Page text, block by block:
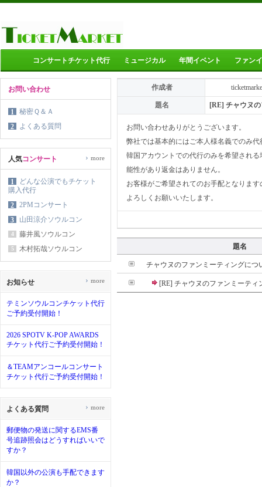
コンサートチケット代行 ミュージカル 年間イベント ファン
お問い合わせ
1
秘密Ｑ＆Ａ
2
よくある質問
人気コンサート
1
どんな公演でもチケット
購入代行
2
2PMコンサート
3
山田涼介ソウルコン
4 藤井風ソウルコン
5 木村拓哉ソウルコン
› more
お知らせ
テミンソウルコンチケット代行
ご予約受付開始！
2026 SPOTV K-POP AWARDS
チケット代行ご予約受付開始！
＆TEAMアンコールコンサート
チケット代行ご予約受付開始！
› more
よくある質問
郵便物の発送に関するEMS番
号追跡照会はどうすればいいで
すか？
韓国以外の公演も手配できます
か？
› more
作成者
題名 [RE] チャウヌ
お問い合わせありがとうございます。
弊社では基本的にはご本人様名義でのみ代
韓国アカウントでの代行のみを希望され
能性があり返金はありません。
お客様がご希望されてのお手配となりま
よろしくお願いいたします。
題名
チャウヌのファンミーティングにつ
[RE] チャウヌのファンミーティ